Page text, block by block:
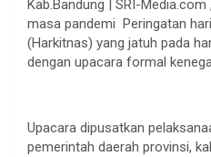
Kab.Bandung | SRI-
masa pandemi Peringatan
(Harkitnas) yang jatuh pada
dengan upacara formal
Upacara dipusatkan
pemerintah daerah provinsi,